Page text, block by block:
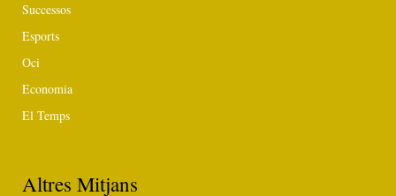
Successos
Esports
Oci
Economia
El Temps
Altres Mitjans